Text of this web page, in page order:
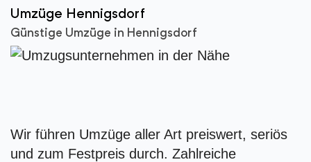
Umzüge Hennigsdorf
Günstige Umzüge in Hennigsdorf
Wir führen Umzüge aller Art preiswert, seriös
und zum Festpreis durch. Zahlreiche